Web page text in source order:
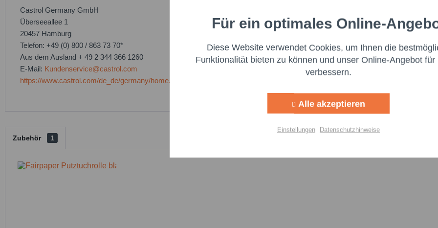
Castrol Germany GmbH
Überseeallee 1
20457 Hamburg
Telefon: +49 (0) 800 / 863 73 70*
Aus dem Ausland + 49 2 344 366 1260
E-Mail: Kundenservice@castrol.com
https://www.castrol.com/de_de/germany/home.html
Zubehör 1
Funktionale Aktiv
Marketing Aktiv
Für ein optimales Online-
Diese Website verwendet Cookies, um Ihnen die
Funktionalität bieten zu können und unser Online-Angebot für
verbessern.
Alle akzeptieren
Einstellungen Datenschutzhinweise